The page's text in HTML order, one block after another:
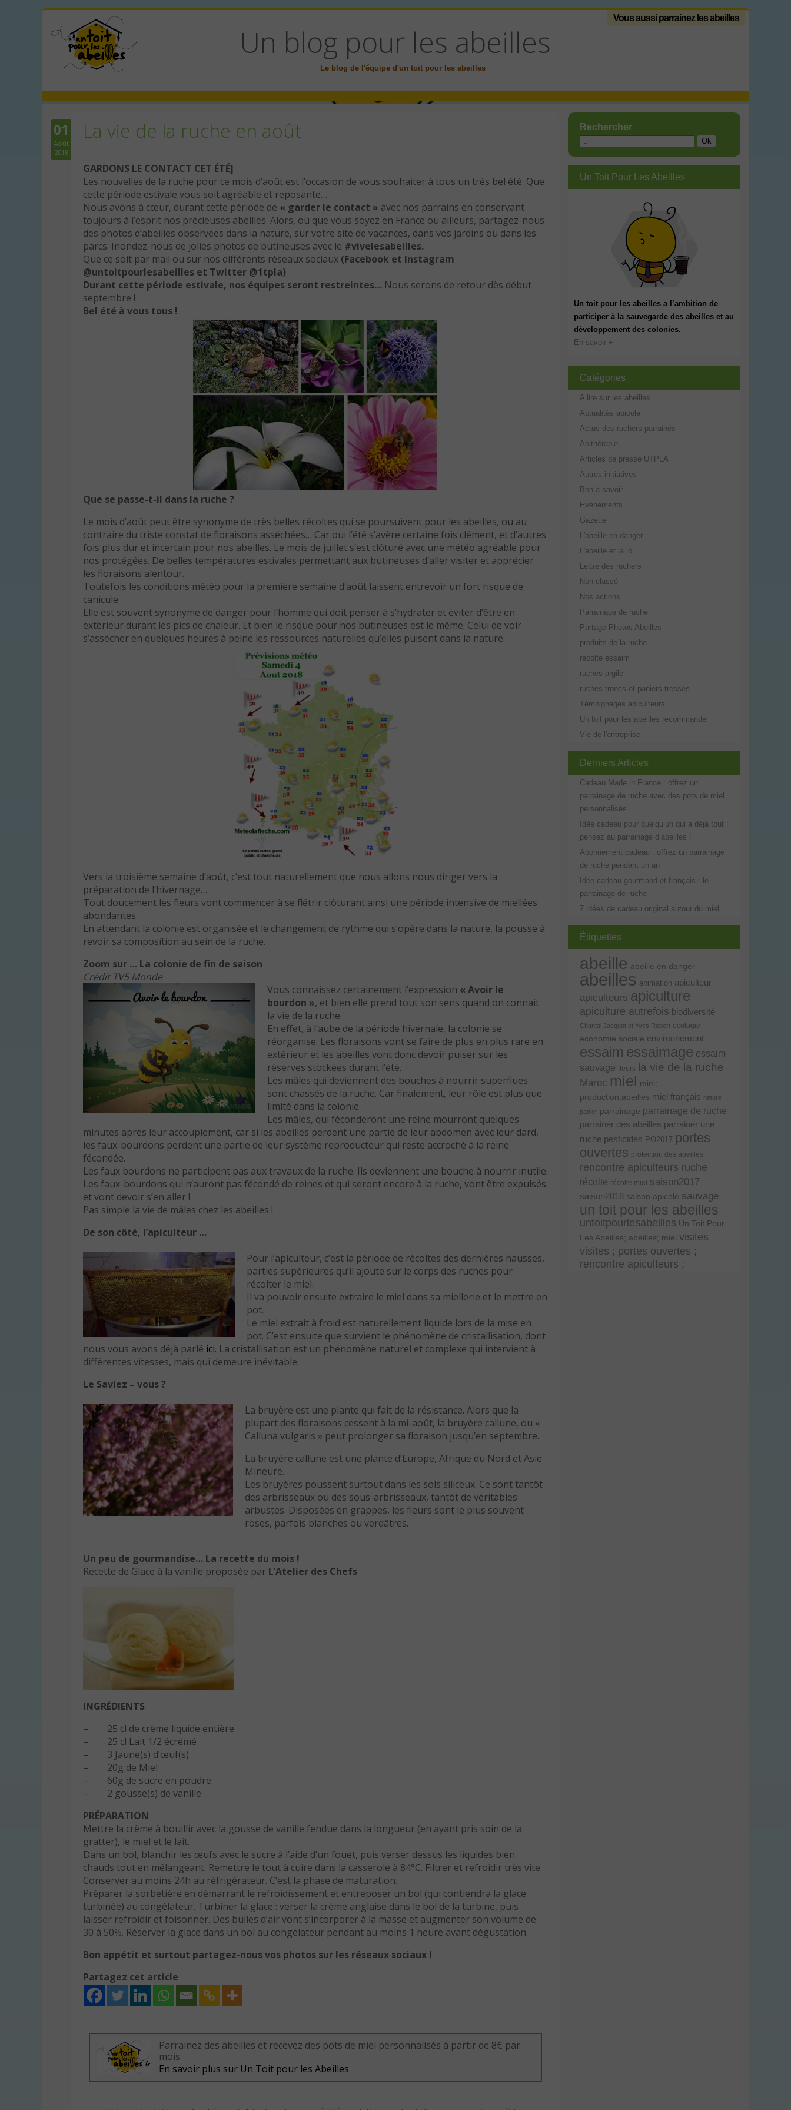
Vous aussi parrainez les abeilles
Un blog pour les abeilles
Le blog de l'équipe d'un toit pour les abeilles
01
Août
2018
La vie de la ruche en août
GARDONS LE CONTACT CET ÉTÉ]
Les nouvelles de la ruche pour ce mois d’août est l’occasion de vous souhaiter à tous un très bel été. Que
cette période estivale vous soit agréable et reposante…
Nous avons à cœur, durant cette période de « garder le contact » avec nos parrains en conservant
toujours à l’esprit nos précieuses abeilles. Alors, où que vous soyez en France ou ailleurs, partagez-nous
des photos d’abeilles observées dans la nature, sur votre site de vacances, dans vos jardins ou dans les
parcs. Inondez-nous de jolies photos de butineuses avec le #vivelesabeilles.
Que ce soit par mail ou sur nos différents réseaux sociaux (Facebook et Instagram
@untoitpourlesabeilles et Twitter @1tpla)
Durant cette période estivale, nos équipes seront restreintes… Nous serons de retour dès début
septembre !
Bel été à vous tous !
Que se passe-t-il dans la ruche ?
Le mois d’août peut être synonyme de très belles récoltes qui se poursuivent pour les abeilles, ou au
contraire du triste constat de floraisons asséchées… Car oui l’été s’avère certaine fois clément, et d’autres
fois plus dur et incertain pour nos abeilles. Le mois de juillet s’est clôturé avec une météo agréable pour
nos protégées. De belles températures estivales permettant aux butineuses d’aller visiter et apprécier
les floraisons alentour.
Toutefois les conditions météo pour la première semaine d’août laissent entrevoir un fort risque de
canicule.
Elle est souvent synonyme de danger pour l’homme qui doit penser à s’hydrater et éviter d’être en
extérieur durant les pics de chaleur. Et bien le risque pour nos butineuses est le même. Celui de voir
s’assécher en quelques heures à peine les ressources naturelles qu’elles puisent dans la nature.
Vers la troisième semaine d’août, c’est tout naturellement que nous allons nous diriger vers la
préparation de l’hivernage…
Tout doucement les fleurs vont commencer à se flétrir clôturant ainsi une période intensive de miellées
abondantes.
En attendant la colonie est organisée et le changement de rythme qui s’opère dans la nature, la pousse à
revoir sa composition au sein de la ruche.
Zoom sur … La colonie de fin de saison
Crédit TV5 Monde
Vous connaissez certainement l’expression « Avoir le
bourdon », et bien elle prend tout son sens quand on connait
la vie de la ruche.
En effet, à l’aube de la période hivernale, la colonie se
réorganise. Les floraisons vont se faire de plus en plus rare en
extérieur et les abeilles vont donc devoir puiser sur les
réserves stockées durant l’été.
Les mâles qui deviennent des bouches à nourrir superflues
sont chassés de la ruche. Car finalement, leur rôle est plus que
limité dans la colonie.
Les mâles, qui féconderont une reine mourront quelques
minutes après leur accouplement, car si les abeilles perdent une partie de leur abdomen avec leur dard,
les faux-bourdons perdent une partie de leur système reproducteur qui reste accroché à la reine
fécondée.
Les faux bourdons ne participent pas aux travaux de la ruche. Ils deviennent une bouche à nourrir inutile.
Les faux-bourdons qui n’auront pas fécondé de reines et qui seront encore à la ruche, vont être expulsés
et vont devoir s’en aller !
Pas simple la vie de mâles chez les abeilles !
De son côté, l’apiculteur …
Pour l’apiculteur, c’est la période de récoltes des dernières hausses,
parties supérieures qu’il ajoute sur le corps des ruches pour
récolter le miel.
Il va pouvoir ensuite extraire le miel dans sa miellerie et le mettre en
pot.
Le miel extrait à froid est naturellement liquide lors de la mise en
pot. C’est ensuite que survient le phénomène de cristallisation, dont
nous vous avons déjà parlé ici. La cristallisation est un phénomène naturel et complexe qui intervient à
différentes vitesses, mais qui demeure inévitable.
Le Saviez – vous ?
La bruyère est une plante qui fait de la résistance. Alors que la
plupart des floraisons cessent à la mi-août, la bruyère callune, ou «
Calluna vulgaris » peut prolonger sa floraison jusqu’en septembre.
La bruyère callune est une plante d’Europe, Afrique du Nord et Asie
Mineure.
Les bruyères poussent surtout dans les sols siliceux. Ce sont tantôt
des arbrisseaux ou des sous-arbrisseaux, tantôt de véritables
arbustes. Disposées en grappes, les fleurs sont le plus souvent
roses, parfois blanches ou verdâtres.
Un peu de gourmandise… La recette du mois !
Recette de Glace à la vanille proposée par L’Atelier des Chefs
INGRÉDIENTS
– 25 cl de crème liquide entière
– 25 cl Lait 1/2 écrémé
– 3 Jaune(s) d’œuf(s)
– 20g de Miel
– 60g de sucre en poudre
– 2 gousse(s) de vanille
PRÉPARATION
Mettre la crème à bouillir avec la gousse de vanille fendue dans la longueur (en ayant pris soin de la
gratter), le miel et le lait.
Dans un bol, blanchir les œufs avec le sucre à l’aide d’un fouet, puis verser dessus les liquides bien
chauds tout en mélangeant. Remettre le tout à cuire dans la casserole à 84°C. Filtrer et refroidir très vite.
Conserver au moins 24h au réfrigérateur. C’est la phase de maturation.
Préparer la sorbetière en démarrant le refroidissement et entreposer un bol (qui contiendra la glace
turbinée) au congélateur. Turbiner la glace : verser la crème anglaise dans le bol de la turbine, puis
laisser refroidir et foisonner. Des bulles d’air vont s’incorporer à la masse et augmenter son volume de
30 à 50%. Réserver la glace dans un bol au congélateur pendant au moins 1 heure avant dégustation.
Bon appétit et surtout partagez-nous vos photos sur les réseaux sociaux !
Partagez cet article
Parrainez des abeilles et recevez des pots de miel personnalisés à partir de 8€ par
mois
En savoir plus sur Un Toit pour les Abeilles
Rechercher
Un Toit Pour Les Abeilles
Un toit pour les abeilles a l’ambition de
participer à la sauvegarde des abeilles et au
développement des colonies.
En savoir +
Catégories
A lire sur les abeilles
Actualités apicole
Actus des ruchers parrainés
Apithérapie
Articles de presse UTPLA
Autres initiatives
Bon à savoir
Evénements
Gazette
L'abeille en danger
L'abeille et la loi
Lettre des ruchers
Non classé
Nos actions
Parrainage de ruche
Partage Photos Abeilles
produits de la ruche
récolte essaim
ruches argile
ruches troncs et paniers tressés
Témoignages apiculteurs
Un toit pour les abeilles recommande
Vie de l'entreprise
Derniers Articles
Cadeau Made in France : offrez un
parrainage de ruche avec des pots de miel
personnalisés
Idée cadeau pour quelqu’un qui a déjà tout :
pensez au parrainage d’abeilles !
Abonnement cadeau : offrez un parrainage
de ruche pendant un an
Idée cadeau gourmand et français : le
parrainage de ruche
7 idées de cadeau original autour du miel
Étiquettes
abeille abeille en danger
abeilles animation apiculteur
apiculteurs apiculture
apiculture autrefois biodiversité
Chantal Jacquot et Yves Robert ecologie
economie sociale environnement
essaim essaimage essaim
sauvage fleurs la vie de la ruche
Maroc miel
miel;
production;abeilles miel français nature
panier parrainage parrainage de ruche
parrainer des abeilles parrainer une
ruche pesticides PO2017 portes
ouvertes protection des abeilles
rencontre apiculteurs ruche
récolte récolte miel saison2017
saison2018 saison apicole sauvage
un toit pour les abeilles
untoitpourlesabeilles Un Toit Pour
Les Abeilles; abeilles; miel visites
visites ; portes ouvertes ;
rencontre apiculteurs ;